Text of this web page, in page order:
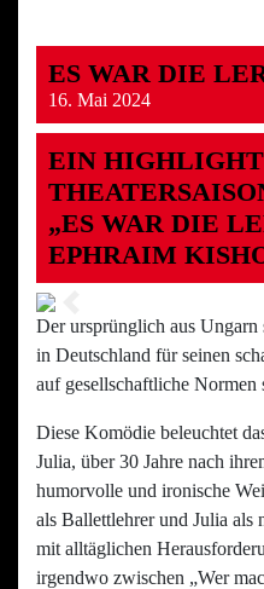
ES WAR DIE
16. Mai 2024
EIN
„ES WAR DIE
EPHRAIM
Previous
Der ursprünglich aus
in Deutschland für seinen
auf gesellschaftliche Normen
Diese Komödie beleuchtet
Julia, über 30 Jahre nach
humorvolle und ironische
als Ballettlehrer und Julia als
mit alltäglichen
irgendwo zwischen „Wer